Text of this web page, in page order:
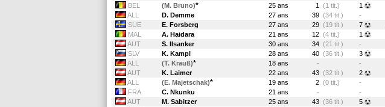
BEL
(M. Bruno)* 25 ans 1 (1 tit.) 1
ALL
D. Demme 27 ans 39 (34 tit.) -
SUE
E. Forsberg 27 ans 29 (19 tit.) 7
MAL
A. Haidara 21 ans 12 (4 tit.) 1
AUT
S. Ilsanker 30 ans 34 (21 tit.) -
SLV
K. Kampl 28 ans 40 (36 tit.) 3
ALL
(T. Krauß)* 18 ans - -
AUT
K. Laimer 22 ans 43 (32 tit.) 2
ALL
(E. Majetschak)* 19 ans 2 (0 tit.) -
FRA
C. Nkunku 21 ans - -
AUT
M. Sabitzer 25 ans 43 (36 tit.) 5